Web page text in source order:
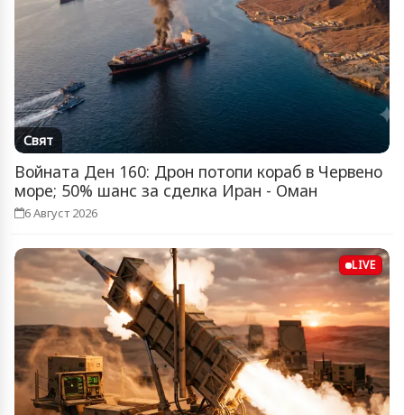
Свят
Войната Ден 160: Дрон потопи кораб в Червено
море; 50% шанс за сделка Иран - Оман
6 Август 2026
LIVE